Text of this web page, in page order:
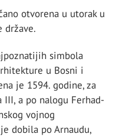
otvorena u utorak u
države.
simbola
u Bosni i
je 1594. godine, za
a po nalogu Ferhad-
vojnog
dobila po Arnaudu,